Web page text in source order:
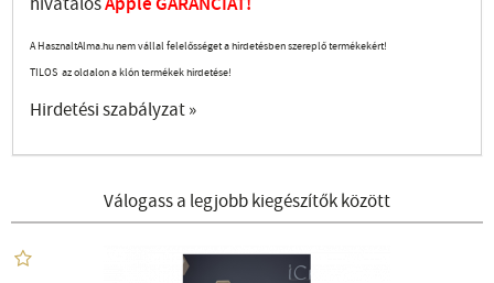
hivatalosApple GARANCIÁT!
A HasznaltAlma.hu nem vállal felelősséget a hirdetésben szereplő termékekért!
TILOS az oldalon a klón termékek hirdetése!
Hirdetési szabályzat »
Válogass a legjobb kiegészítők között